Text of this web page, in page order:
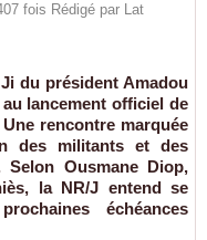
fois Rédigé par Lat
du président Amadou
lancement officiel de
rencontre marquée
des militants et des
Ousmane Diop,
la NR/J entend se
échéances